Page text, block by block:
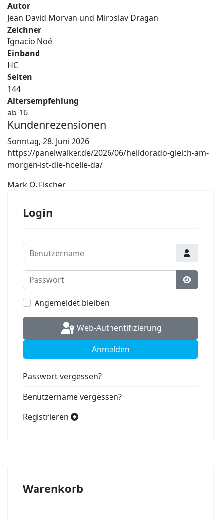
Autor
Jean David Morvan und Miroslav Dragan
Zeichner
Ignacio Noé
Einband
HC
Seiten
144
Altersempfehlung
ab 16
Kundenrezensionen
Sonntag, 28. Juni 2026
https://panelwalker.de/2026/06/helldorado-gleich-am-
morgen-ist-die-hoelle-da/
Mark O. Fischer
Login
Benutzername
Passwort
Angemeldet bleiben
Web-Authentifizierung
Anmelden
Passwort vergessen?
Benutzername vergessen?
Registrieren
Warenkorb